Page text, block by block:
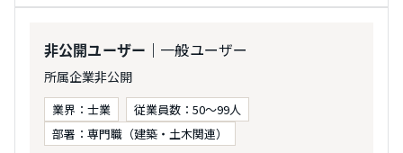
非公開ユーザー ｜一般ユーザー
所属企業非公開
業界：士業
従業員数：50〜99人
部署：専門職（建築・土木関連）